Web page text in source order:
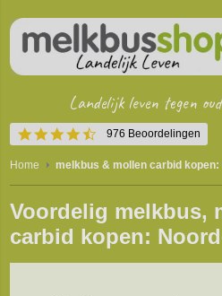
4.5
star
rating
976 Beoordelingen
Landelijk leven tegen
Home melkbus & mollen carbid
Voordelig melkbus,
carbid kopen: